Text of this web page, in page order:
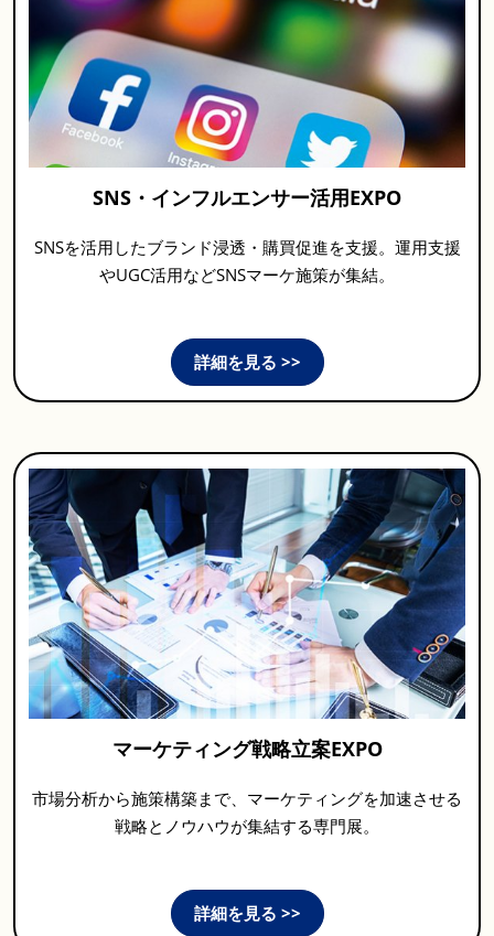
SNS・インフルエンサー活用EXPO
SNSを活用したブランド浸透・購買促進を支援。運用支援
やUGC活用などSNSマーケ施策が集結。
詳細を見る >>
マーケティング戦略立案EXPO
市場分析から施策構築まで、マーケティングを加速させる
戦略とノウハウが集結する専門展。
詳細を見る >>